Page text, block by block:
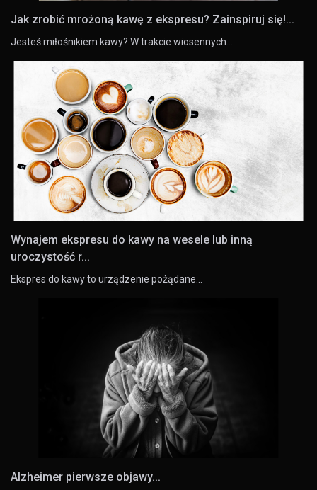
Jak zrobić mrożoną kawę z ekspresu? Zainspiruj się!...
Jesteś miłośnikiem kawy? W trakcie wiosennych…
Wynajem ekspresu do kawy na wesele lub inną
uroczystość r...
Ekspres do kawy to urządzenie pożądane…
Alzheimer pierwsze objawy...